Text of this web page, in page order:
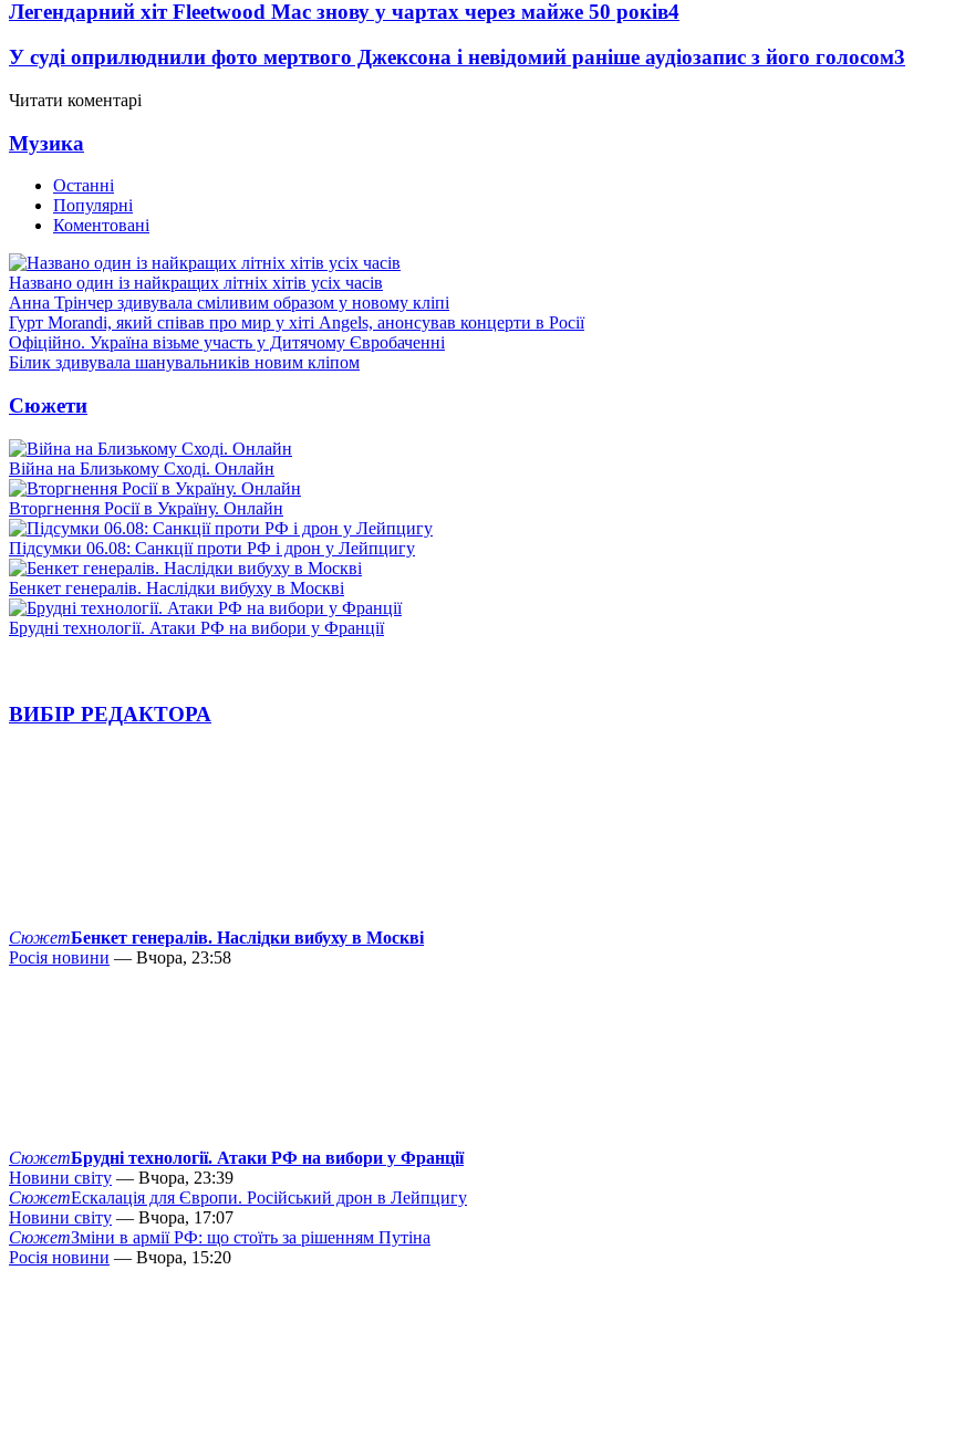
Легендарний хіт Fleetwood Mac знову у чартах через майже 50 років4
У суді оприлюднили фото мертвого Джексона і невідомий раніше аудіозапис з його голосом3
Читати коментарі
Музика
Останні
Популярні
Коментовані
Названо один із найкращих літніх хітів усіх часів
Анна Трінчер здивувала сміливим образом у новому кліпі
Гурт Morandi, який співав про мир у хіті Angels, анонсував концерти в Росії
Офіційно. Україна візьме участь у Дитячому Євробаченні
Білик здивувала шанувальників новим кліпом
Сюжети
Війна на Близькому Сході. Онлайн
Вторгнення Росії в Україну. Онлайн
Підсумки 06.08: Санкції проти РФ і дрон у Лейпцигу
Бенкет генералів. Наслідки вибуху в Москві
Брудні технології. Атаки РФ на вибори у Франції
ВИБІР РЕДАКТОРА
СюжетБенкет генералів. Наслідки вибуху в Москві
Росія новини — Вчора, 23:58
СюжетБрудні технології. Атаки РФ на вибори у Франції
Новини світу — Вчора, 23:39
СюжетЕскалація для Європи. Російський дрон в Лейпцигу
Новини світу — Вчора, 17:07
СюжетЗміни в армії РФ: що стоїть за рішенням Путіна
Росія новини — Вчора, 15:20